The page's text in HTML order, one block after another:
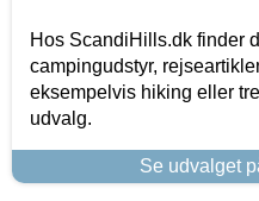
Hos ScandiHills.dk finder
campingudstyr,
eksempelvis hiking eller
udvalg.
Se udvalget